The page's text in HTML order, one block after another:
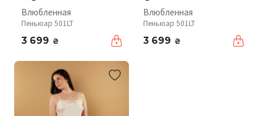
Влюбленная
Пеньюар 501LT
3 699 ₴
Влюбленная
Пеньюар 501LT
3 699 ₴